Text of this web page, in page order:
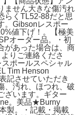
ません大きな傷汚れ
らくTL52-88だと思
。Gibsonレスポー
値下げ！。【極美
オーダー品。・初
があった場合は、商
りご連絡くださ
ポールスペシャル
Tim Henson
記させていただき
、汚れ、ほつれ、破
ざいます。ギター
。美品★Burny
製。・記載・掲載